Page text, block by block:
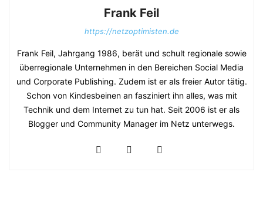
Frank Feil
https://netzoptimisten.de
Frank Feil, Jahrgang 1986, berät und schult regionale sowie
überregionale Unternehmen in den Bereichen Social Media
und Corporate Publishing. Zudem ist er als freier Autor tätig.
Schon von Kindesbeinen an fasziniert ihn alles, was mit
Technik und dem Internet zu tun hat. Seit 2006 ist er als
Blogger und Community Manager im Netz unterwegs.